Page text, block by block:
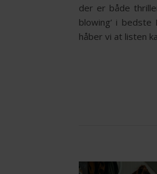
der er både
blowing’ i
håber vi at listen